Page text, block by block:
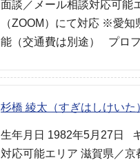
面談／メール相談対応可能
（ZOOM）にて対応 ※愛
能（交通費は別途） プロ
杉橋 綾太（すぎはしけいた
生年月日 1982年5月27日
対応可能エリア 滋賀県／